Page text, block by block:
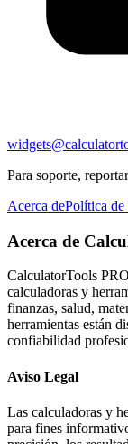
Para soporte,
Acerca dePolítica de
Acerca de
CalculatorTools
calculadoras y
finanzas, salud,
herramientas están
confiabilidad
Aviso Legal
Las calculadoras y
para fines